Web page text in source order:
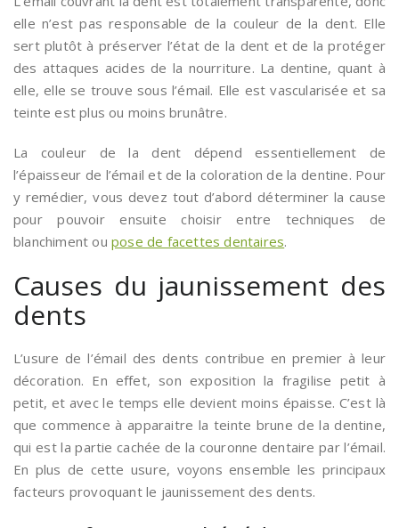
elle n’est pas responsable de la couleur de la dent. Elle
sert plutôt à préserver l’état de la dent et de la protéger
des attaques acides de la nourriture. La dentine, quant à
elle, elle se trouve sous l’émail. Elle est vascularisée et sa
teinte est plus ou moins brunâtre.
La couleur de la dent dépend essentiellement de
l’épaisseur de l’émail et de la coloration de la dentine. Pour
y remédier, vous devez tout d’abord déterminer la cause
pour pouvoir ensuite choisir entre techniques de
blanchiment ou pose de facettes dentaires.
Causes du jaunissement des
dents
L’usure de l’émail des dents contribue en premier à leur
décoration. En effet, son exposition la fragilise petit à
petit, et avec le temps elle devient moins épaisse. C’est là
que commence à apparaitre la teinte brune de la dentine,
qui est la partie cachée de la couronne dentaire par l’émail.
En plus de cette usure, voyons ensemble les principaux
facteurs provoquant le jaunissement des dents.